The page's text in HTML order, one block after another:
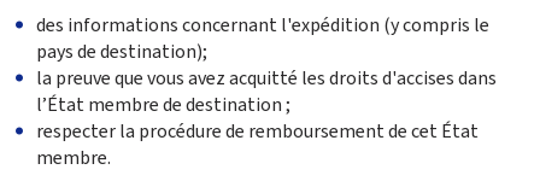
des informations concernant l'expédition (y compris le
pays de destination); ‎
la preuve que vous avez acquitté les droits d'accises dans
l’État membre de destination ;
respecter la procédure de remboursement de cet État
membre.